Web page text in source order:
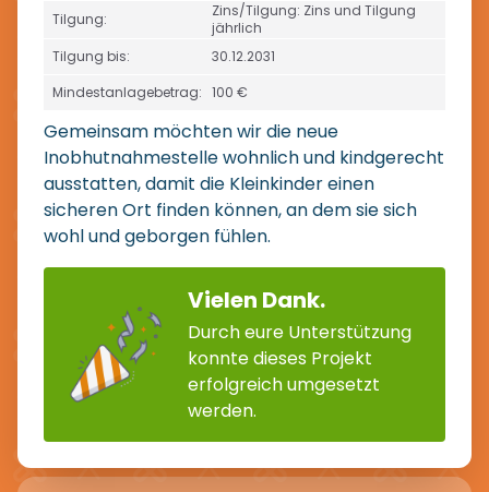
Tilgung:
Zins/Tilgung: Zins und Tilgung
jährlich
Tilgung bis:
30.12.2031
Mindestanlagebetrag: 100 €
Gemeinsam möchten wir die neue
Inobhutnahmestelle wohnlich und kindgerecht
ausstatten, damit die Kleinkinder einen
sicheren Ort finden können, an dem sie sich
wohl und geborgen fühlen.
Vielen Dank.
Durch eure Unterstützung
konnte dieses Projekt
erfolgreich umgesetzt
werden.